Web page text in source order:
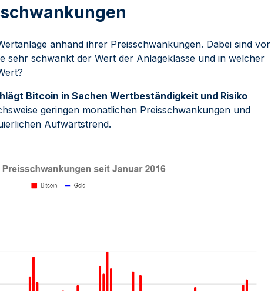
anhand ihrer Preisschwankungen. Dabei sind vor
sehr schwankt der Wert der Anlageklasse und in welcher
Bitcoin in Sachen Wertbeständigkeit und Risiko
geringen monatlichen Preisschwankungen und
Aufwärtstrend.